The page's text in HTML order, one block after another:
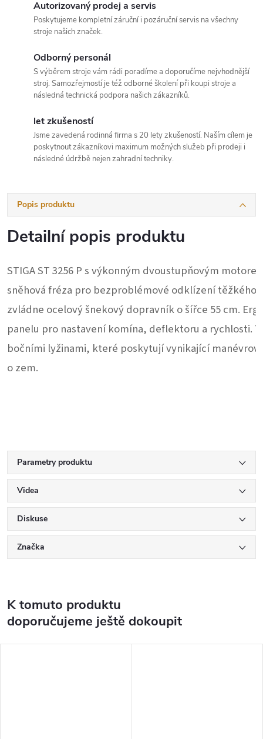
Autorizovaný prodej a servis
Poskytujeme kompletní záruční i pozáruční servis na všechny
stroje našich značek.
Odborný personál
S výběrem stroje vám rádi poradíme a doporučíme nejvhodnější
stroj. Samozřejmostí je též odborné školení při koupi stroje a
následná technická podpora našich zákazníků.
let zkušeností
Jsme zavedená rodinná firma s 20 lety zkušeností. Naším cílem je
poskytnout zákazníkovi maximum možných služeb při prodeji i
následné údržbě nejen zahradní techniky.
Popis produktu
Detailní popis produktu
STIGA ST 3256 P s výkonným dvoustupňovým
sněhová fréza pro bezproblémové odklízení těžkého
zvládne ocelový šnekový dopravník o šířce 55 cm.
panelu pro nastavení komína, deflektoru a rychlosti.
bočními lyžinami, které poskytují vynikající
o zem.
Parametry produktu
Videa
Diskuse
Značka
K tomuto produktu
doporučujeme ještě dokoupit